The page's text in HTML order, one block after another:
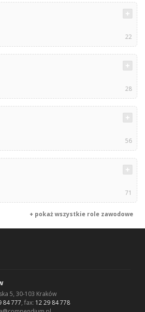
22
28
56
71
+ pokaż wszystkie role zawodowe
5, 30-103 Kraków
84 777, fax: 12 29 84 778